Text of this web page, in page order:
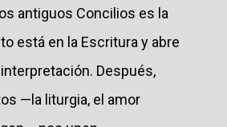
antiguos Concilios es la
está en la Escritura y abre
Después,
—la liturgia, el amor